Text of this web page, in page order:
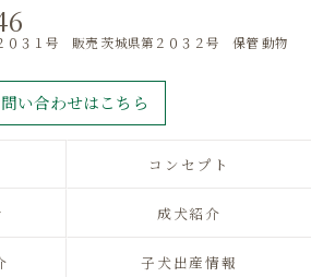
０３１号 販売 茨城県第２０３２号 保管 動物
い合わせはこちら
コンセプト
成犬紹介
子犬出産情報